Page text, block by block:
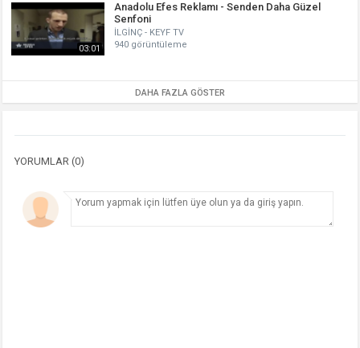
03:01
Anadolu Efes Reklamı - Senden Daha Güzel
Senfoni
İLGİNÇ - KEYF TV
940 görüntüleme
DAHA FAZLA GÖSTER
YORUMLAR (0)